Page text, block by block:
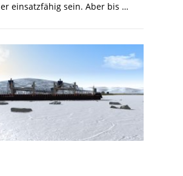
einsatzfähig sein. Aber bis …